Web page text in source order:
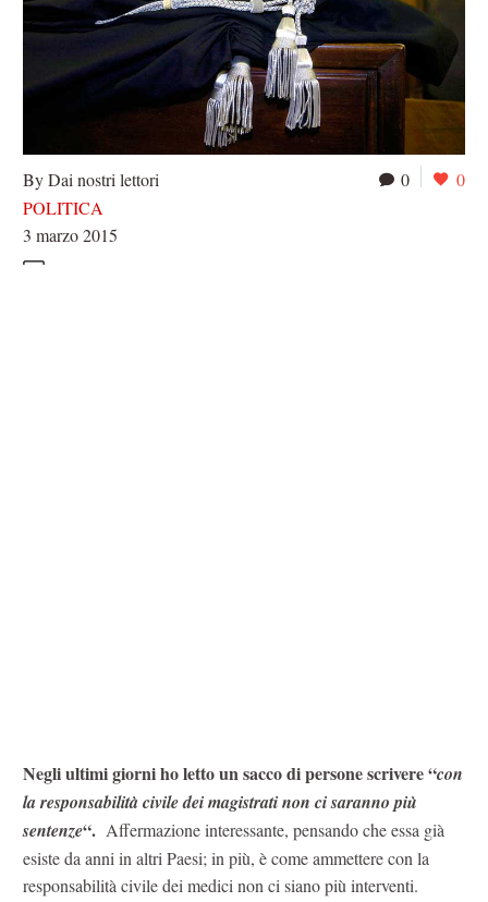
0 0
By Dai nostri lettori
POLITICA
3 marzo 2015
Negli ultimi giorni ho letto un sacco di persone scrivere “con
la responsabilità civile dei magistrati non ci saranno più
sentenze“. Affermazione interessante, pensando che essa già
esiste da anni in altri Paesi; in più, è come ammettere con la
responsabilità civile dei medici non ci siano più interventi.